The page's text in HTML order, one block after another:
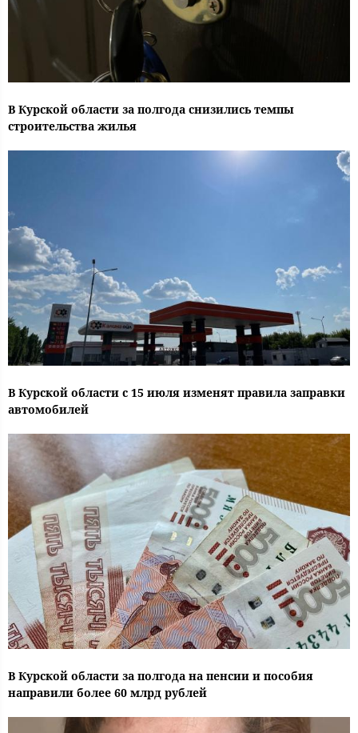
В Курской области за полгода снизились темпы
строительства жилья
В Курской области с 15 июля изменят правила заправки
автомобилей
В Курской области за полгода на пенсии и пособия
направили более 60 млрд рублей